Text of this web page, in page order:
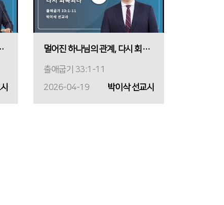
아계십니다 멀어진 하나님의 관계, 다시 회복되다
출애굽기 33:1-11
2026-04-19
박이삭 선교사